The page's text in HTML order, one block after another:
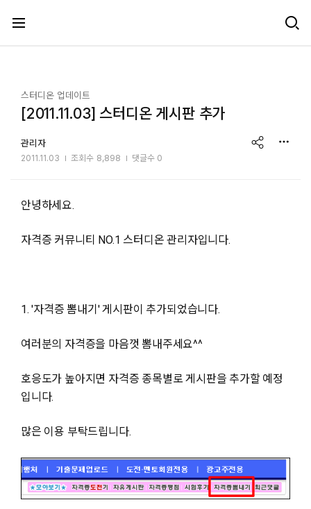
스터디온 업데이트
[2011.11.03] 스터디온 게시판 추가
관리자
2011.11.03 조회수 8,898 댓글수 0
share
안녕하세요.
자격증 커뮤니티 NO.1 스터디온 관리자입니다.
1. '자격증 뽐내기' 게시판이 추가되었습니다.
여러분의 자격증을 마음껏 뽐내주세요^^
호응도가 높아지면 자격증 종목별로 게시판을 추가할 예정
입니다.
많은 이용 부탁드립니다.